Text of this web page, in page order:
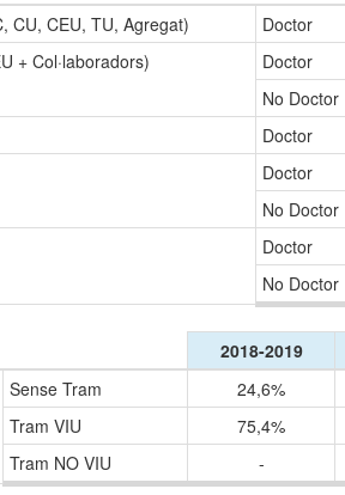
CU, CEU, TU, Agregat) Doctor
+ Col·laboradors)
Doctor
No Doctor
Doctor
Doctor
No Doctor
Doctor
No Doctor
2018-2019
Sense Tram 24,6%
Tram VIU
75,4%
Tram NO VIU
-